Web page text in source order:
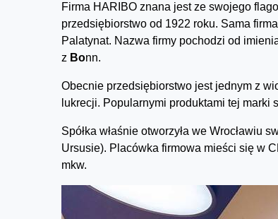
Firma HARIBO znana jest ze swojego
przedsiębiorstwo od 1922 roku. Sama
Palatynat. Nazwa firmy pochodzi od
z Bonn.
Obecnie przedsiębiorstwo jest jednym z
lukrecji. Popularnymi produktami tej
Spółka właśnie otworzyła we Wrocławiu
Ursusie). Placówka firmowa mieści się w
mkw.